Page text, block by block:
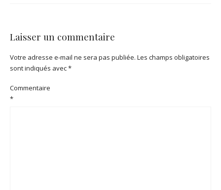
Laisser un commentaire
Votre adresse e-mail ne sera pas publiée. Les champs obligatoires
sont indiqués avec*
Commentaire
*